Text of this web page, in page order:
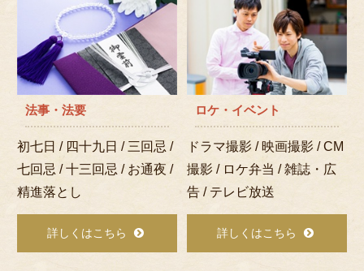
法事・法要
初七日 / 四十九日 / 三回忌 /
七回忌 / 十三回忌 / お通夜 /
精進落とし
詳しくはこちら
ロケ・イベント
ドラマ撮影 / 映画撮影 / CM
撮影 / ロケ弁当 / 雑誌・広
告 / テレビ放送
詳しくはこちら